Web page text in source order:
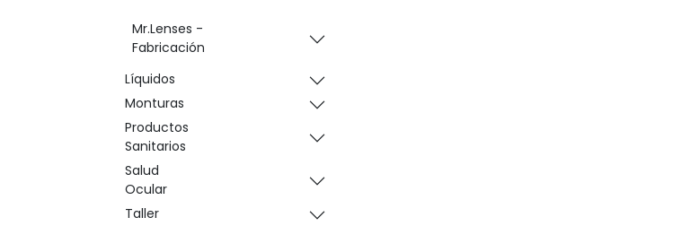
Mr.Lenses -
Fabricación
Líquidos
Monturas
Productos
Sanitarios
Salud
Ocular
Taller